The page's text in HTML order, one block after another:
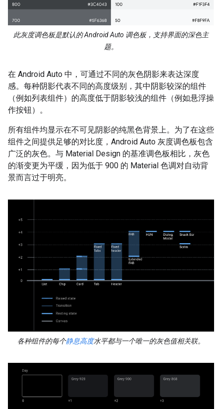
此灰度调色板是默认的 Android Auto 调色板，支持界面的深色主
题。
在 Android Auto 中，可通过不同的灰色阴影来表达深度
感。每种阴影代表不同的高度级别，其中阴影较深的组件
（例如列表组件）的高度低于阴影较浅的组件（例如悬浮操
作按钮）。
所有组件均显示在不可见阴影的纯黑色背景上。为了在这些
组件之间提供足够的对比度，Android Auto 灰度调色板包含
广泛的灰色。与 Material Design 的基准调色板相比，灰色
的渐变更为平缓，因为低于 900 的 Material 色调对自动背
景而言过于明亮。
各种组件的每个静息高度水平都与一个唯一的灰色值相关联。